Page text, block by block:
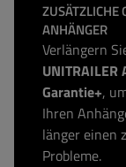
ZUSÄTZLICHE
ANHÄNGER
Verlängern
Garantie+,
Ihren
länger einen
Probleme.